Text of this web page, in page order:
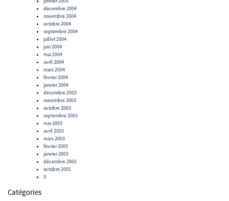
décembre 2004
novembre 2004
octobre 2004
septembre 2004
juillet 2004
juin 2004
mai 2004
avril 2004
mars 2004
février 2004
janvier 2004
décembre 2003
novembre 2003
octobre 2003
septembre 2003
mai 2003
avril 2003
mars 2003
février 2003
janvier 2003
décembre 2002
octobre 2001
0
Catégories